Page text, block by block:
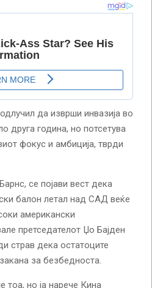
да изврши инвазија во
друга година, но потсетува
фокус и амбиција, тврди
се појави вест дека
балон летал над САД веќе
американски
претседателот Џо Бајден
страв дека остатоците
за безбедноста.
тоа, но ја нарече Кина